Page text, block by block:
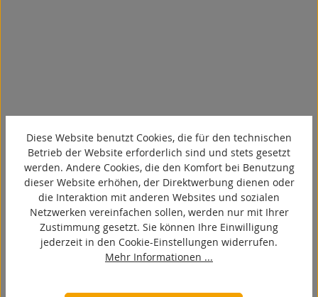
Für jede Anwendung das passende
Produkt
Im Dialog mit Ihrer Konstruktion realisieren wir eine
anforderungsgerechte und prozessstabile Umsetzung
Ihrer Ideen. Machbarkeitsprüfungen und
wirtschaftliche Betrachtungen sind Bestandteil
unserer Zusammenarbeit. Mit unserem Fertigungs-
Diese Website benutzt Cookies, die für den technischen
Betrieb der Website erforderlich sind und stets gesetzt
werden. Andere Cookies, die den Komfort bei Benutzung
dieser Website erhöhen, der Direktwerbung dienen oder
die Interaktion mit anderen Websites und sozialen
Netzwerken vereinfachen sollen, werden nur mit Ihrer
Zustimmung gesetzt. Sie können Ihre Einwilligung
jederzeit in den Cookie-Einstellungen widerrufen.
Mehr Informationen ...